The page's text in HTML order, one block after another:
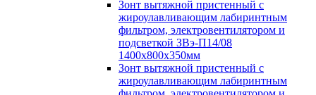
Зонт вытяжной пристенный с
жироулавливающим лабиринтным
фильтром, электровентилятором и
подсветкой ЗВэ-П14/08
1400х800х350мм
Зонт вытяжной пристенный с
жироулавливающим лабиринтным